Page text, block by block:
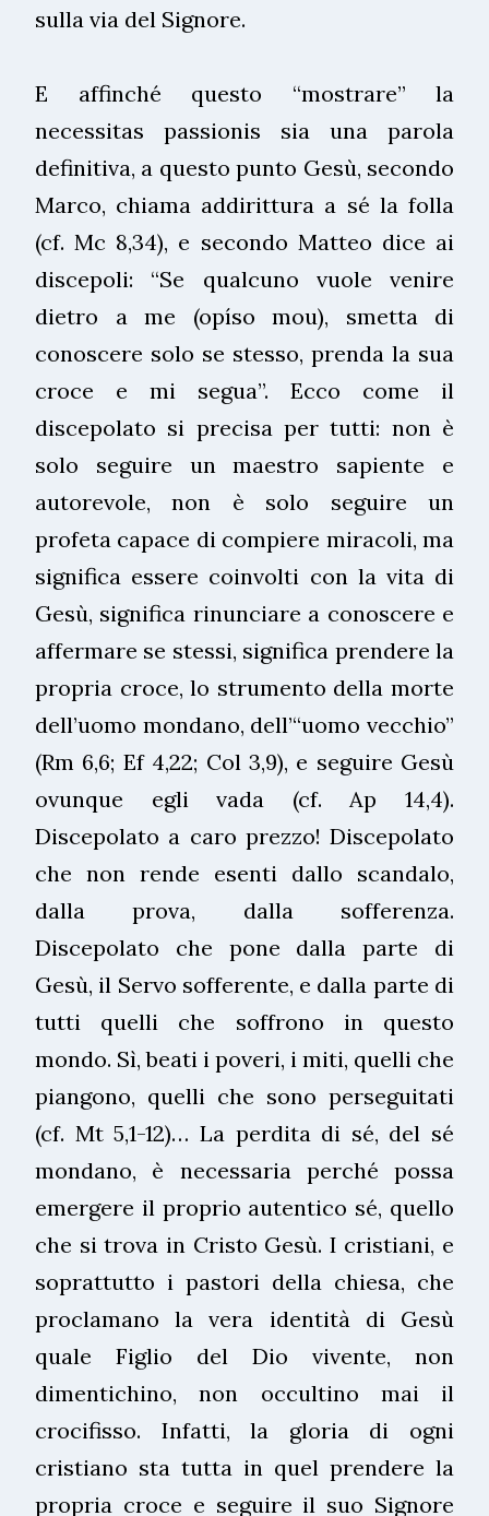
sulla via del Signore.
E affinché questo “mostrare” la
necessitas passionis sia una parola
definitiva, a questo punto Gesù, secondo
Marco, chiama addirittura a sé la folla
(cf. Mc 8,34), e secondo Matteo dice ai
discepoli: “Se qualcuno vuole venire
dietro a me (opíso mou), smetta di
conoscere solo se stesso, prenda la sua
croce e mi segua”. Ecco come il
discepolato si precisa per tutti: non è
solo seguire un maestro sapiente e
autorevole, non è solo seguire un
profeta capace di compiere miracoli, ma
significa essere coinvolti con la vita di
Gesù, significa rinunciare a conoscere e
affermare se stessi, significa prendere la
propria croce, lo strumento della morte
dell’uomo mondano, dell’“uomo vecchio”
(Rm 6,6; Ef 4,22; Col 3,9), e seguire Gesù
ovunque egli vada (cf. Ap 14,4).
Discepolato a caro prezzo! Discepolato
che non rende esenti dallo scandalo,
dalla prova, dalla sofferenza.
Discepolato che pone dalla parte di
Gesù, il Servo sofferente, e dalla parte di
tutti quelli che soffrono in questo
mondo. Sì, beati i poveri, i miti, quelli che
piangono, quelli che sono perseguitati
(cf. Mt 5,1-12)… La perdita di sé, del sé
mondano, è necessaria perché possa
emergere il proprio autentico sé, quello
che si trova in Cristo Gesù. I cristiani, e
soprattutto i pastori della chiesa, che
proclamano la vera identità di Gesù
quale Figlio del Dio vivente, non
dimentichino, non occultino mai il
crocifisso. Infatti, la gloria di ogni
cristiano sta tutta in quel prendere la
propria croce e seguire il suo Signore